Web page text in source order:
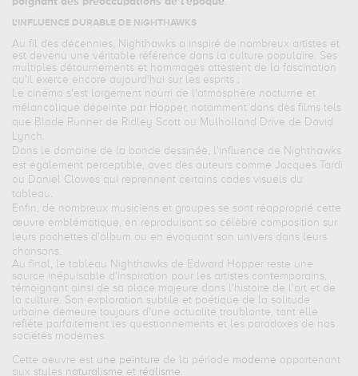
L'INFLUENCE DURABLE DE NIGHTHAWKS
Au fil des décennies, Nighthawks a inspiré de nombreux artistes et
est devenu une véritable référence dans la culture populaire. Ses
multiples détournements et hommages attestent de la fascination
qu'il exerce encore aujourd'hui sur les esprits :
Le cinéma s'est largement nourri de l'atmosphère nocturne et
mélancolique dépeinte par Hopper, notamment dans des films tels
que Blade Runner de Ridley Scott ou Mulholland Drive de David
Lynch.
Dans le domaine de la bande dessinée, l'influence de Nighthawks
est également perceptible, avec des auteurs comme Jacques Tardi
ou Daniel Clowes qui reprennent certains codes visuels du
tableau.
Enfin, de nombreux musiciens et groupes se sont réapproprié cette
œuvre emblématique, en reproduisant sa célèbre composition sur
leurs pochettes d'album ou en évoquant son univers dans leurs
chansons.
Au final, le tableau Nighthawks de Edward Hopper reste une
source inépuisable d'inspiration pour les artistes contemporains,
témoignant ainsi de sa place majeure dans l'histoire de l'art et de
la culture. Son exploration subtile et poétique de la solitude
urbaine demeure toujours d'une actualité troublante, tant elle
reflète parfaitement les questionnements et les paradoxes de nos
sociétés modernes.
Cette oeuvre est une peinture de la période moderne appartenant
aux styles naturalisme et réalisme.